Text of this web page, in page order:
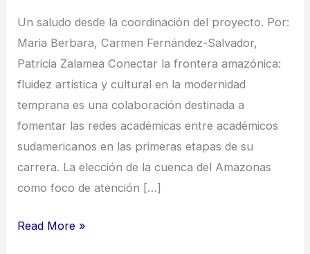
Un saludo desde la coordinación del proyecto. Por:
Maria Berbara, Carmen Fernández-Salvador,
Patricia Zalamea Conectar la frontera amazónica:
fluidez artística y cultural en la modernidad
temprana es una colaboración destinada a
fomentar las redes académicas entre académicos
sudamericanos en las primeras etapas de su
carrera. La elección de la cuenca del Amazonas
como foco de atención […]
¡Bienvenida
Read More »